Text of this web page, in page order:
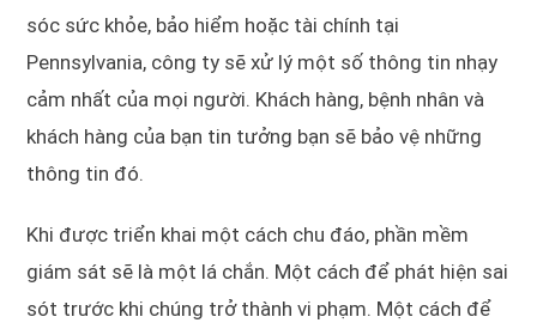
sóc sức khỏe, bảo hiểm hoặc tài chính tại
Pennsylvania, công ty sẽ xử lý một số thông tin nhạy
cảm nhất của mọi người. Khách hàng, bệnh nhân và
khách hàng của bạn tin tưởng bạn sẽ bảo vệ những
thông tin đó.
Khi được triển khai một cách chu đáo, phần mềm
giám sát sẽ là một lá chắn. Một cách để phát hiện sai
sót trước khi chúng trở thành vi phạm. Một cách để